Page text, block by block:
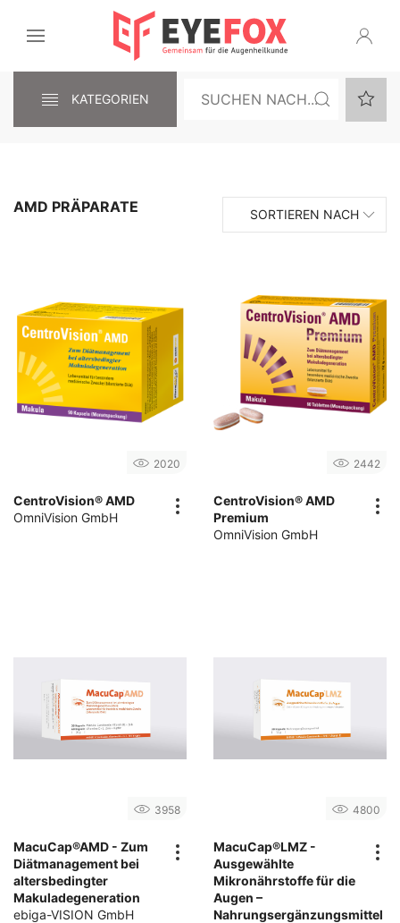
KATEGORIEN
AMD PRÄPARATE SORTIEREN NACH
2020
CentroVision® AMD
OmniVision GmbH
2442
CentroVision® AMD
Premium
OmniVision GmbH
3958
MacuCap®AMD - Zum
Diätmanagement bei
altersbedingter
Makuladegeneration
ebiga-VISION GmbH
4800
MacuCap®LMZ -
Ausgewählte
Mikronährstoffe für die
Augen –
Nahrungsergänzungsmittel